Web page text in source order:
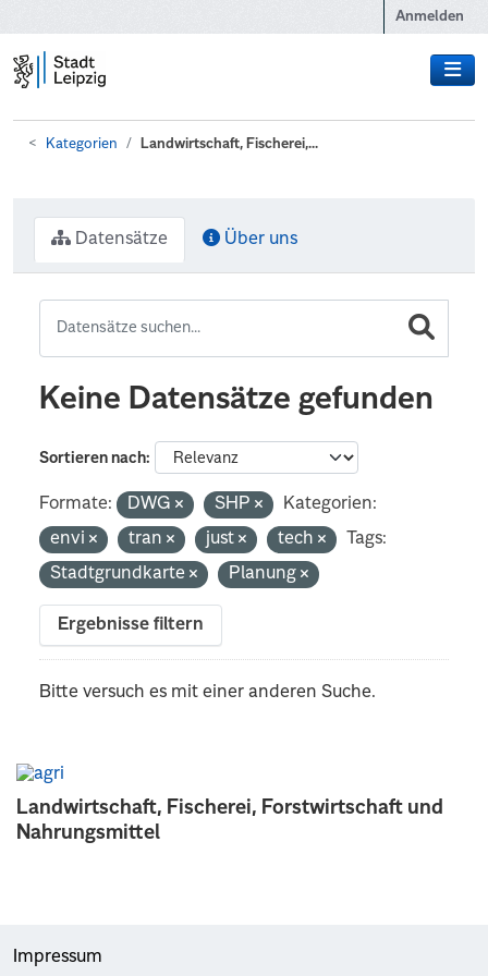
Anmelden
Kategorien Landwirtschaft, Fischerei,...
Landwirtschaft, Fischerei, Forstwirtschaft und
Nahrungsmittel
Datensätze Über uns
Keine Datensätze gefunden
Sortieren nach
Formate: DWG SHP
Kategorien:
envi
tran just tech
Tags:
Stadtgrundkarte
Planung
Ergebnisse filtern
Bitte versuch es mit einer anderen Suche.
Impressum